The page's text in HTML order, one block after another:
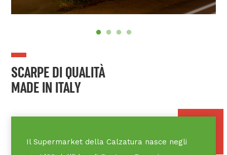
SCARPE DI QUALITÀ
MADE IN ITALY
Il Supermarket della Calzatura nasce negli